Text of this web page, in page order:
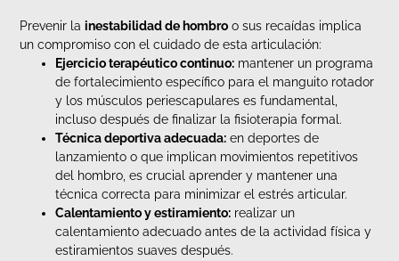
Prevenir lainestabilidad de hombro o sus recaídas implica
un compromiso con el cuidado de esta articulación:
Ejercicio terapéutico continuo: mantener un programa
de fortalecimiento específico para el manguito rotador
y los músculos periescapulares es fundamental,
incluso después de finalizar la fisioterapia formal.
Técnica deportiva adecuada: en deportes de
lanzamiento o que implican movimientos repetitivos
del hombro, es crucial aprender y mantener una
técnica correcta para minimizar el estrés articular.
Calentamiento y estiramiento: realizar un
calentamiento adecuado antes de la actividad física y
estiramientos suaves después.